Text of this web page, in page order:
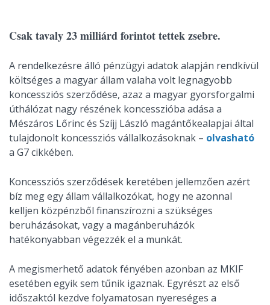
Csak tavaly 23 milliárd forintot tettek zsebre.
A rendelkezésre álló pénzügyi adatok alapján rendkívül
költséges a magyar állam valaha volt legnagyobb
koncessziós szerződése, azaz a magyar gyorsforgalmi
úthálózat nagy részének koncesszióba adása a
Mészáros Lőrinc és Szíjj László magántőkealapjai által
tulajdonolt koncessziós vállalkozásoknak – olvasható
a G7 cikkében.
Koncessziós szerződések keretében jellemzően azért
bíz meg egy állam vállalkozókat, hogy ne azonnal
kelljen közpénzből finanszírozni a szükséges
beruházásokat, vagy a magánberuházók
hatékonyabban végezzék el a munkát.
A megismerhető adatok fényében azonban az MKIF
esetében egyik sem tűnik igaznak. Egyrészt az első
időszaktól kezdve folyamatosan nyereséges a